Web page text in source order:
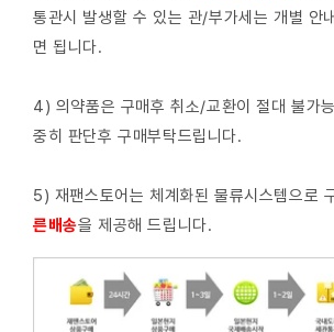
통관시 발생할 수 있는 관/부가세는 개별 안
면 됩니다.
4) 의약품은 구매후 취소/교환이 절대 불가
중히 판단후 구매부탁드립니다.
5) 재팬스토어는 체계화된 물류시스템으로
른배송을 제공해 드립니다.